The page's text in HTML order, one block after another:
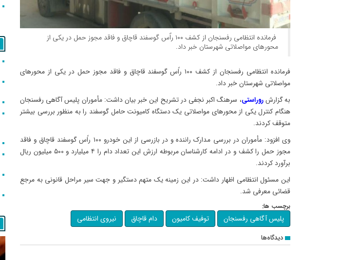
فرمانده انتظامی رفسنجان از کشف ۱۰۰ راًس گوسفند قاچاق و فاقد مجوز حمل در یکی از
محورهای مواصلاتی شهرستان خبر داد.
فرمانده انتظامی رفسنجان از کشف ۱۰۰ راًس گوسفند قاچاق و فاقد مجوز حمل در یکی از محورهای
مواصلاتی شهرستان خبر داد.
به گزارشروراستی، سرهنگ اکبر نجفی در تشریح این خبر بیان داشت: مأموران پلیس آگاهی رفسنجان
هنگام کنترل یکی از محورهای مواصلاتی یک دستگاه کامیونت حامل گوسفند را به منظور بررسی بیشتر
متوقف کردند.
وی افزود: مأموران در بررسی مدارک راننده و در بازرسی از این خودرو ۱۰۰ راًس گوسفند قاچاق و فاقد
مجوز حمل را کشف و در ادامه کارشناسان مربوطه ارزش این تعداد دام را ۴ میلیارد و ۵۰۰ میلیون ریال
برآورد کردند.
این مسئول انتظامی اظهار داشت: در این زمینه یک متهم دستگیر و جهت سیر مراحل قانونی به مرجع
قضائی معرفی شد.
برچسب ها:
پلیس آگاهی رفسنجان توفیف کامیون دام قاچاق نیروی انتظامی
دیدگاه‌ها